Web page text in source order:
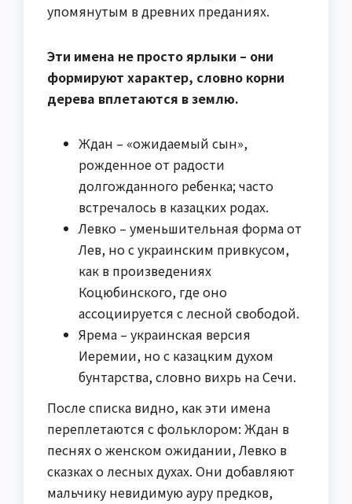
упомянутым в древних преданиях.
Эти имена не просто ярлыки – они
формируют характер, словно корни
дерева вплетаются в землю.
Ждан – «ожидаемый сын»,
рожденное от радости
долгожданного ребенка; часто
встречалось в казацких родах.
Левко – уменьшительная форма от
Лев, но с украинским привкусом,
как в произведениях
Коцюбинского, где оно
ассоциируется с лесной свободой.
Ярема – украинская версия
Иеремии, но с казацким духом
бунтарства, словно вихрь на Сечи.
После списка видно, как эти имена
переплетаются с фольклором: Ждан в
песнях о женском ожидании, Левко в
сказках о лесных духах. Они добавляют
мальчику невидимую ауру предков,